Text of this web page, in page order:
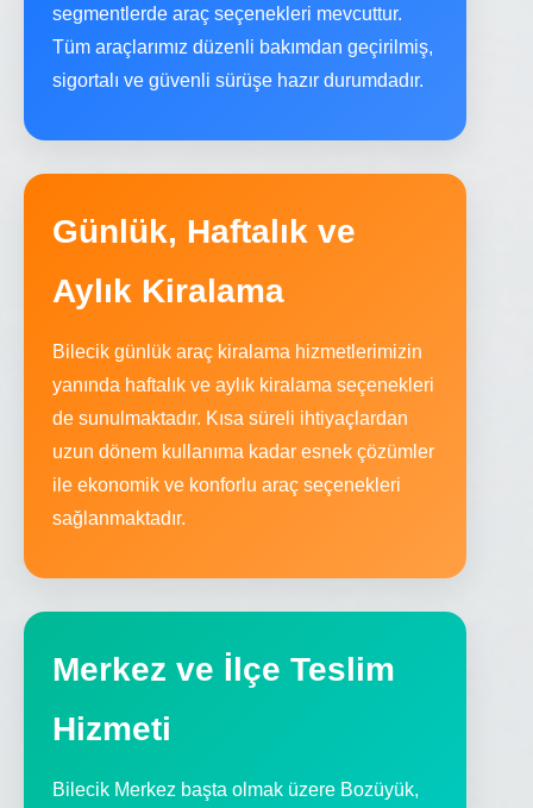
segmentlerde araç seçenekleri mevcuttur.
Tüm araçlarımız düzenli bakımdan geçirilmiş,
sigortalı ve güvenli sürüşe hazır durumdadır.
Günlük, Haftalık ve
Aylık Kiralama
Bilecik günlük araç kiralama hizmetlerimizin
yanında haftalık ve aylık kiralama seçenekleri
de sunulmaktadır. Kısa süreli ihtiyaçlardan
uzun dönem kullanıma kadar esnek çözümler
ile ekonomik ve konforlu araç seçenekleri
sağlanmaktadır.
Merkez ve İlçe Teslim
Hizmeti
Bilecik Merkez başta olmak üzere Bozüyük,